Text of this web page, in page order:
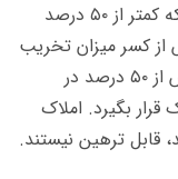
ملک تجاری در معرض تخریب، در صورتی که کمتر از ۵۰ درصد
کسر میزان تخریب
قابل ارزیابی و ترهین است و ملکی که بیش از ۵۰ درصد در
بگیرد. املاک
ترهین نیستند.